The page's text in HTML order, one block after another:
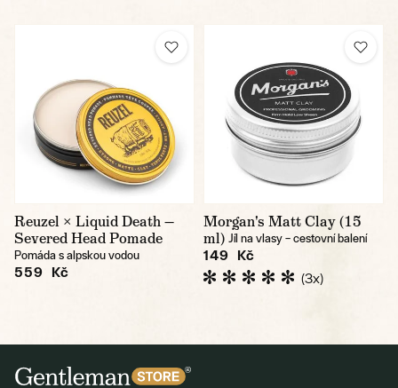
Reuzel × Liquid Death —
Severed Head Pomade
Pomáda s alpskou vodou
559 Kč
Morgan's Matt Clay (15
ml) Jíl na vlasy – cestovní balení
149 Kč
(3x)